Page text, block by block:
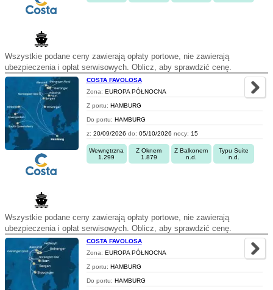
Wszystkie podane ceny zawierają opłaty portowe, nie zawierają
ubezpieczenia i opłat serwisowych. Oblicz, aby sprawdzić cenę.
COSTA FAVOLOSA
Zona: EUROPA PÓŁNOCNA
Z portu: HAMBURG
Do portu: HAMBURG
z: 20/09/2026 do: 05/10/2026 nocy: 15
Wewnętrzna
1.299
Z Oknem
1.879
Z Balkonem
n.d.
Typu Suite
n.d.
Wszystkie podane ceny zawierają opłaty portowe, nie zawierają
ubezpieczenia i opłat serwisowych. Oblicz, aby sprawdzić cenę.
COSTA FAVOLOSA
Zona: EUROPA PÓŁNOCNA
Z portu: HAMBURG
Do portu: HAMBURG